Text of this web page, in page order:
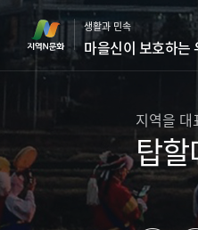
컨
영
가
기
하
역
기
생활과 민속
마을신이 보호하는
지역을
탑